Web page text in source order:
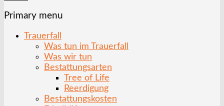
Primary menu
Trauerfall
Was tun im Trauerfall
Was wir tun
Bestattungsarten
Tree of Life
Reerdigung
Bestattungskosten